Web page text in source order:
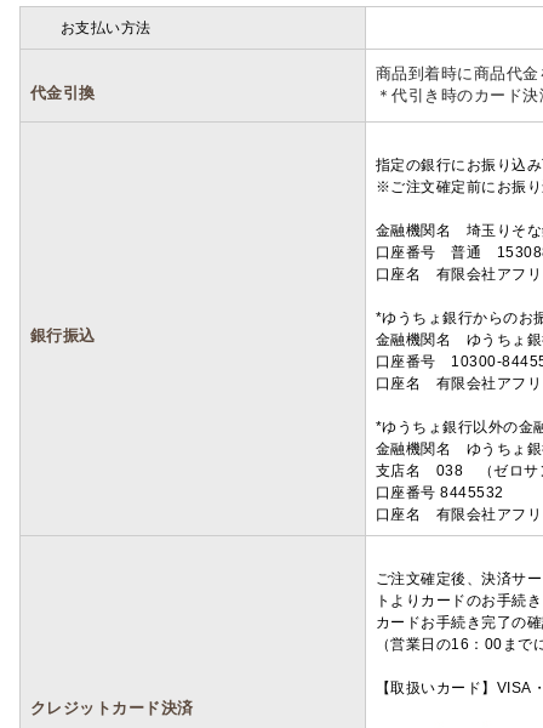
お支払い方法
代金引換
商品到着時に商品代
＊代引き時のカード
銀行振込
指定の銀行にお振り込
※ご注文確定前にお振
金融機関名 埼玉りそ
口座番号 普通
口座名 有限会社アフ
*ゆうちょ銀行からのお
金融機関名 ゆうちょ
口座番号 10300-
口座名 有限会社アフ
*ゆうちょ銀行以外の金
金融機関名 ゆうちょ
支店名 038 （ゼロサ
口座番号 8445532
口座名 有限会社アフ
クレジットカード決済
ご注文確定後、決済サ
トよりカードのお手続
カードお手続き完了の
（営業日の16：00ま
【取扱いカード】